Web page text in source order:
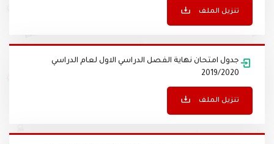
تنزيل الملف
جدول امتحان نهاية الفصل الدراسي الاول لعام الدراسي
2019/2020
تنزيل الملف